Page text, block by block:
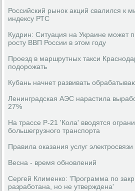
Российский рынок акций свалился к
индексу РТС
Кудрин: Ситуация на Украине может
росту ВВП России в этом году
Проезд в маршрутных такси
подорожать
Кубань начнет развивать
Ленинградская АЭС нарастила
27%
На трассе Р-21 'Кола' вводятся
большегрузного транспорта
Правила оказания услуг
Весна - время обновлений
Сергей Клименко: 'Программа по
разработана, но не утверждена'